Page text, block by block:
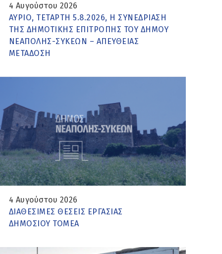
4 Αυγούστου 2026
ΑΥΡΙΟ, ΤΕΤΑΡΤΗ 5.8.2026, Η ΣΥΝΕΔΡΙΑΣΗ
ΤΗΣ ΔΗΜΟΤΙΚΗΣ ΕΠΙΤΡΟΠΗΣ ΤΟΥ ΔΗΜΟΥ
ΝΕΑΠΟΛΗΣ-ΣΥΚΕΩΝ – ΑΠΕΥΘΕΙΑΣ
ΜΕΤΑΔΟΣΗ
4 Αυγούστου 2026
ΔΙΑΘΕΣΙΜΕΣ ΘΕΣΕΙΣ ΕΡΓΑΣΙΑΣ
ΔΗΜΟΣΙΟΥ TOMEA